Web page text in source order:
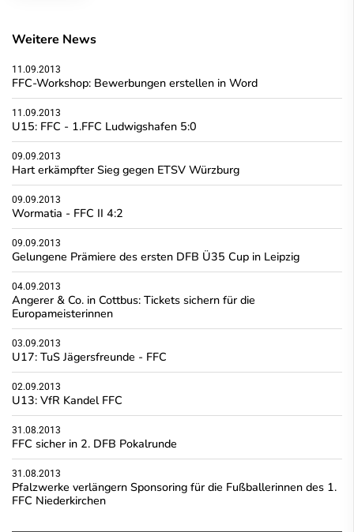
Weitere News
11.09.2013
FFC-Workshop: Bewerbungen erstellen in Word
11.09.2013
U15: FFC - 1.FFC Ludwigshafen 5:0
09.09.2013
Hart erkämpfter Sieg gegen ETSV Würzburg
09.09.2013
Wormatia - FFC II 4:2
09.09.2013
Gelungene Prämiere des ersten DFB Ü35 Cup in Leipzig
04.09.2013
Angerer & Co. in Cottbus: Tickets sichern für die
Europameisterinnen
03.09.2013
U17: TuS Jägersfreunde - FFC
02.09.2013
U13: VfR Kandel FFC
31.08.2013
FFC sicher in 2. DFB Pokalrunde
31.08.2013
Pfalzwerke verlängern Sponsoring für die Fußballerinnen des 1.
FFC Niederkirchen